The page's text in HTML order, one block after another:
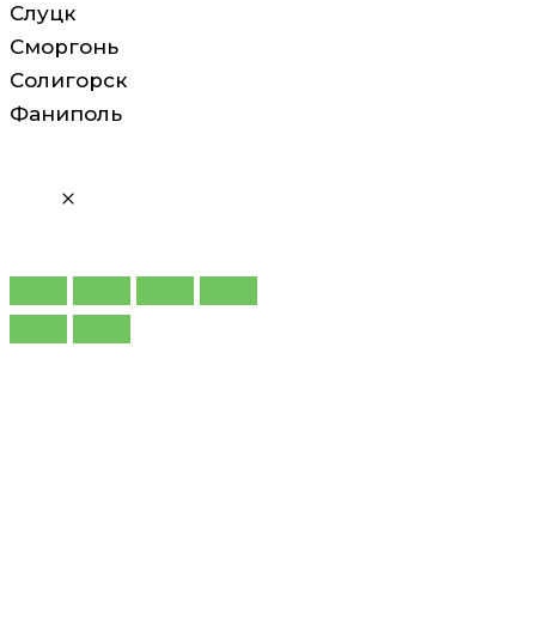
Слуцк
Сморгонь
Солигорск
Фаниполь